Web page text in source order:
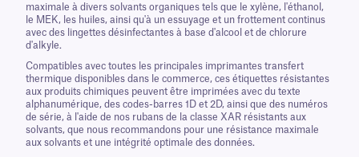
maximale à divers solvants organiques tels que le xylène, l'éthanol,
le MEK, les huiles, ainsi qu'à un essuyage et un frottement continus
avec des lingettes désinfectantes à base d'alcool et de chlorure
d'alkyle.
Compatibles avec toutes les principales imprimantes transfert
thermique disponibles dans le commerce, ces étiquettes résistantes
aux produits chimiques peuvent être imprimées avec du texte
alphanumérique, des codes-barres 1D et 2D, ainsi que des numéros
de série, à l'aide de nos rubans de la classe XAR résistants aux
solvants, que nous recommandons pour une résistance maximale
aux solvants et une intégrité optimale des données.